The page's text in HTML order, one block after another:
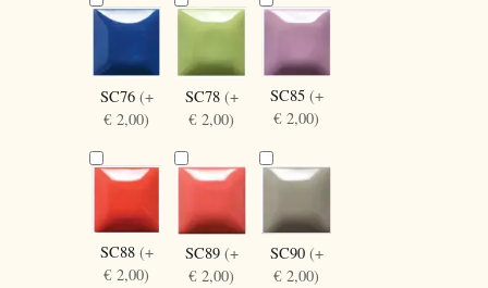
SC76 (+
€ 2,00)
SC78 (+
€ 2,00)
SC85 (+
€ 2,00)
SC88 (+
€ 2,00)
SC89 (+
€ 2,00)
SC90 (+
€ 2,00)